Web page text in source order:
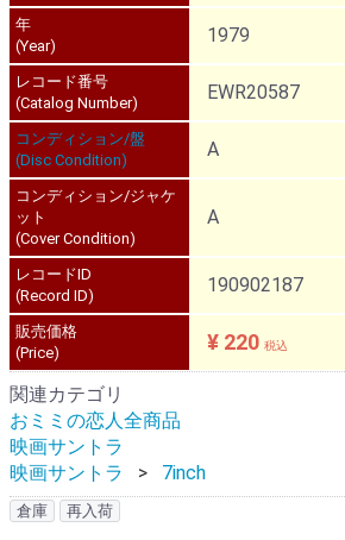
年
(Year)
1979
レコード番号
(Catalog Number)
EWR20587
コンディション/盤
(Disc Condition)
A
コンディション/ジャケ
ット
(Cover Condition)
A
レコードID
(Record ID)
190902187
販売価格
(Price)
¥ 220 税込
関連カテゴリ
おミミの恋人全商品
映画サントラ
映画サントラ
7inch
倉庫 再入荷